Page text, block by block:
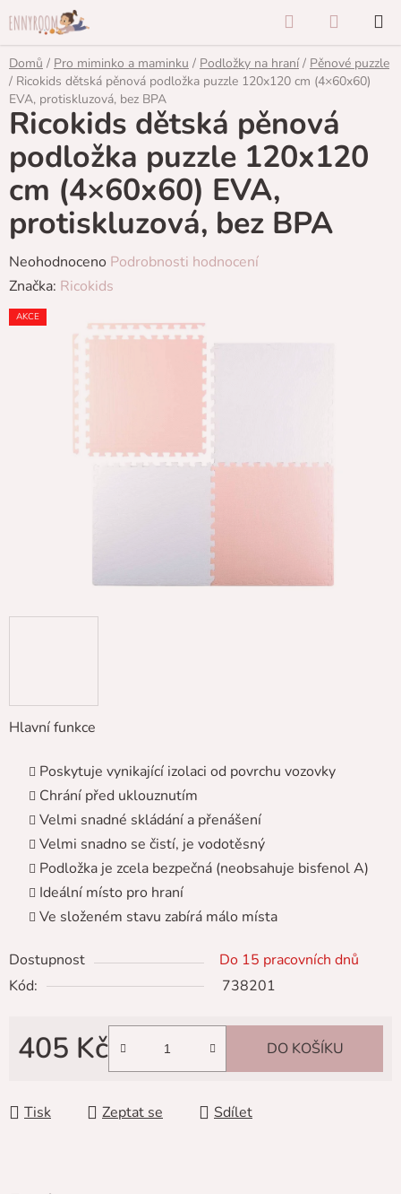
na
Hledat
Domů / Pro miminko a maminku / Podložky na hraní / Pěnové puzzle
/ Ricokids dětská pěnová podložka puzzle 120x120 cm (4×60x60)
EVA, protiskluzová, bez BPA
Hlavní funkce
Poskytuje vynikající izolaci od povrchu vozovky
Chrání před uklouznutím
Velmi snadné skládání a přenášení
Velmi snadno se čistí, je vodotěsný
Podložka je zcela bezpečná (neobsahuje bisfenol A)
Ideální místo pro hraní
Ve složeném stavu zabírá málo místa
Dostupnost
Do 15 pracovních dnů
Kód:
738201
405 Kč DO KOŠÍKU
Tisk Zeptat se Sdílet
Ricokids dětská pěnová
podložka puzzle 120x120
cm (4×60x60) EVA,
protiskluzová, bez BPA
Průměrné
hodnocení
produktu
Neohodnoceno Podrobnosti hodnocení
Značka: Ricokids
AKCE